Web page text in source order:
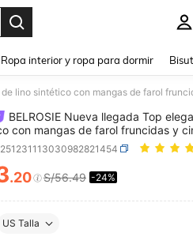
Ropa interior y ropa para dormir
BELROSIE Nueva llegada Top
con mangas de farol fruncidas y
AND
.20 S/56.49 -24%
US Talla